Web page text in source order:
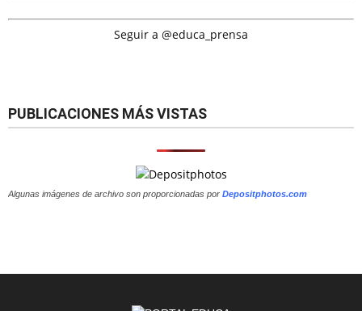
Seguir a @educa_prensa
PUBLICACIONES MÁS VISTAS
Algunas imágenes de archivo son proporcionadas por Depositphotos.com